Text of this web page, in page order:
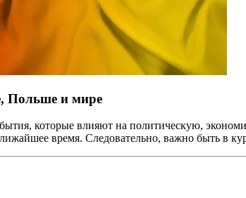
Польше и мире
которые влияют на политическую,
время. Следовательно, важно быть в